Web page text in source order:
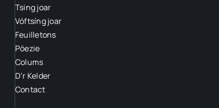
Tsing joar
Vóftsíng joar
Feuilletons
Pöezie
Colums
D’r Kelder
Contact